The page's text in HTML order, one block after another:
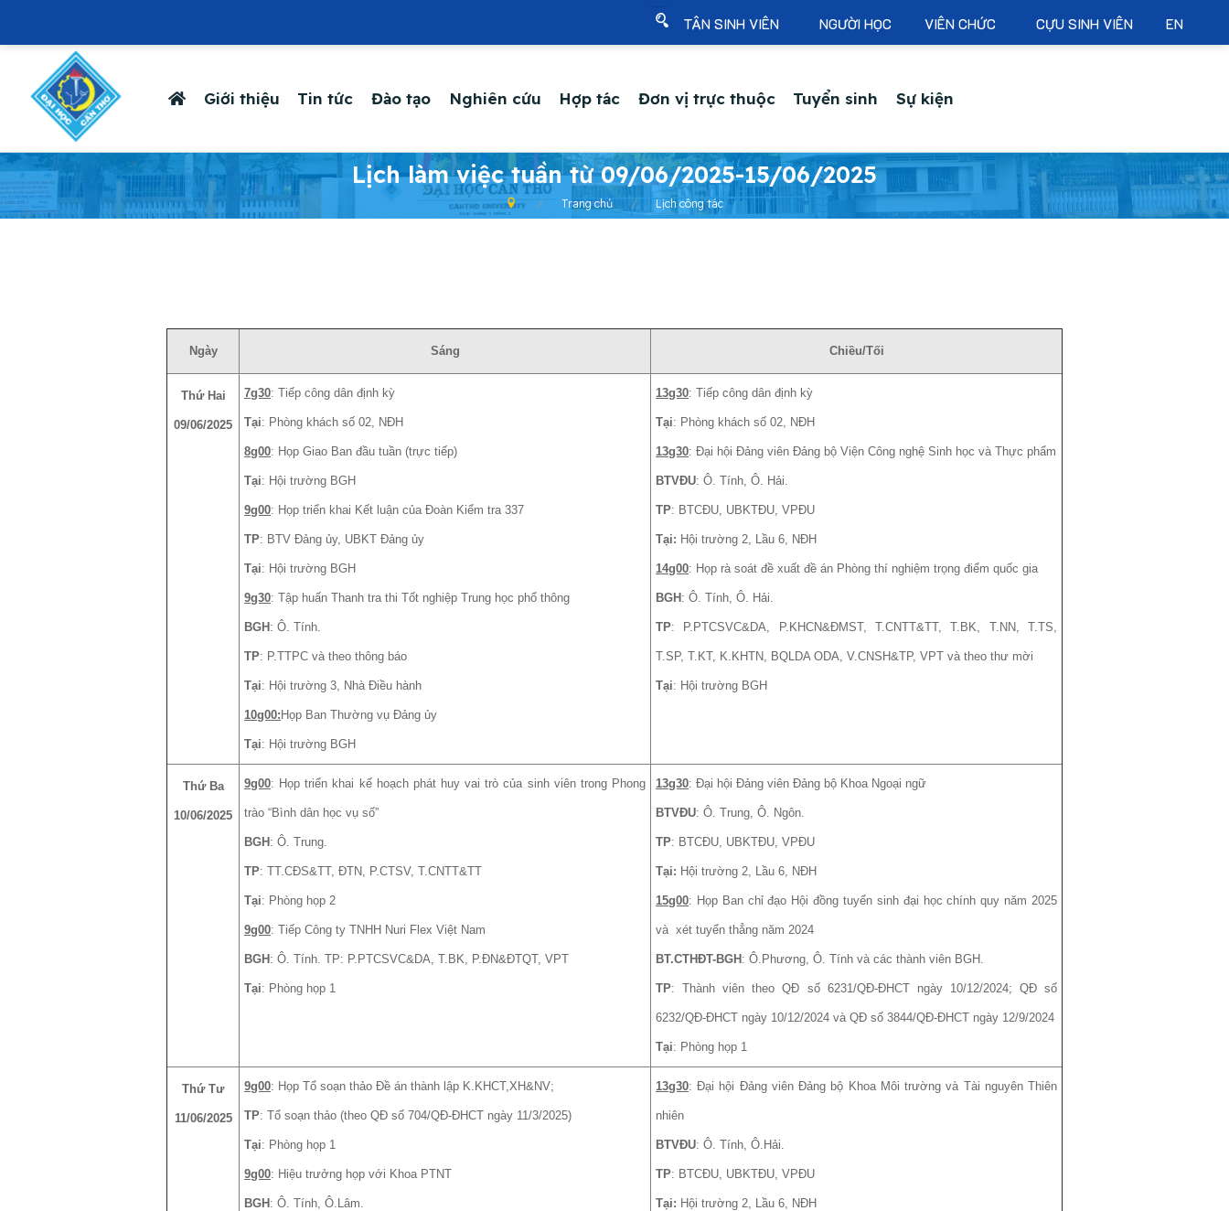
TÂN SINH VIÊN NGƯỜI HỌC VIÊN CHỨC CỰU SINH VIÊN EN
Giới thiệu Tin tức Đào tạo Nghiên cứu Hợp tác Đơn vị trực thuộc Tuyển sinh Sự kiện
- Lịch làm việc tuần từ 09/06/2025-15/06/2025
Trang chủ Lịch công tác
Ngày Sáng Chiều/Tối
Thứ Hai
09/06/2025
7g30: Tiếp công dân định kỳ
Tại: Phòng khách số 02, NĐH
8g00: Họp Giao Ban đầu tuần (trực tiếp)
Tại: Hội trường BGH
9g00: Họp triển khai Kết luận của Đoàn Kiểm tra 337
TP: BTV Đảng ủy, UBKT Đảng ủy
Tại: Hội trường BGH
9g30: Tập huấn Thanh tra thi Tốt nghiệp Trung học phổ thông
BGH : Ô. Tính.
TP: P.TTPC và theo thông báo
Tại: Hội trường 3, Nhà Điều hành
10g00: Họp Ban Thường vụ Đảng ủy
Tại: Hội trường BGH
13g30: Tiếp công dân định kỳ
Tại: Phòng khách số 02, NĐH
13g30: Đại hội Đảng viên Đảng bộ Viện Công nghệ Sinh học và Thực phẩm
BTVĐU: Ô. Tính, Ô. Hải.
TP: BTCĐU, UBKTĐU, VPĐU
Tại: Hội trường 2, Lầu 6, NĐH
14g00: Họp rà soát đề xuất đề án Phòng thí nghiệm trọng điểm quốc gia
BGH : Ô. Tính, Ô. Hải.
TP: P.PTCSVC&DA, P.KHCN&ĐMST, T.CNTT&TT, T.BK, T.NN, T.TS,
T.SP, T.KT, K.KHTN, BQLDA ODA, V.CNSH&TP, VPT và theo thư mời
Tại: Hội trường BGH
Thứ Ba
10/06/2025
9g00: Họp triển khai kế hoạch phát huy vai trò của sinh viên trong Phong
trào “Bình dân học vụ số”
BGH : Ô. Trung.
TP: TT.CĐS&TT, ĐTN, P.CTSV, T.CNTT&TT
Tại: Phòng họp 2
9g00: Tiếp Công ty TNHH Nuri Flex Việt Nam
BGH : Ô. Tính. TP: P.PTCSVC&DA, T.BK, P.ĐN&ĐTQT, VPT
Tại: Phòng họp 1
13g30: Đại hội Đảng viên Đảng bộ Khoa Ngoại ngữ
BTVĐU: Ô. Trung, Ô. Ngôn.
TP: BTCĐU, UBKTĐU, VPĐU
Tại: Hội trường 2, Lầu 6, NĐH
15g00: Họp Ban chỉ đạo Hội đồng tuyển sinh đại học chính quy năm 2025
và xét tuyển thẳng năm 2024
BT.CTHĐT-BGH : Ô.Phương, Ô. Tính và các thành viên BGH.
TP: Thành viên theo QĐ số 6231/QĐ-ĐHCT ngày 10/12/2024; QĐ số
6232/QĐ-ĐHCT ngày 10/12/2024 và QĐ số 3844/QĐ-ĐHCT ngày 12/9/2024
Tại: Phòng họp 1
Thứ Tư
11/06/2025
9g00: Họp Tổ soạn thảo Đề án thành lập K.KHCT,XH&NV;
TP: Tổ soạn thảo (theo QĐ số 704/QĐ-ĐHCT ngày 11/3/2025)
Tại: Phòng họp 1
9g00: Hiệu trưởng họp với Khoa PTNT
BGH : Ô. Tính, Ô.Lâm.
13g30: Đại hội Đảng viên Đảng bộ Khoa Môi trường và Tài nguyên Thiên
nhiên
BTVĐU: Ô. Tính, Ô.Hải.
TP: BTCĐU, UBKTĐU, VPĐU
Tại: Hội trường 2, Lầu 6, NĐH